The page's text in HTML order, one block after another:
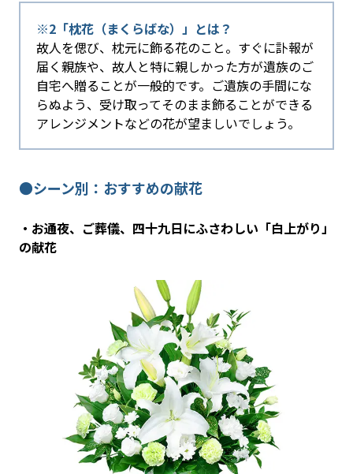
※2「枕花（まくらばな）」とは？
故人を偲び、枕元に飾る花のこと。すぐに訃報が
届く親族や、故人と特に親しかった方が遺族のご
自宅へ贈ることが一般的です。ご遺族の手間にな
らぬよう、受け取ってそのまま飾ることができる
アレンジメントなどの花が望ましいでしょう。
●シーン別：おすすめの献花
・お通夜、ご葬儀、四十九日にふさわしい「白上がり」
の献花